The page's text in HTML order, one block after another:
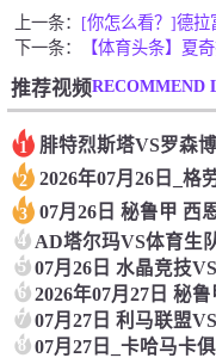
上一条：
下一条：
推荐视频RECOMMEND
1 腓特烈斯塔VS罗森
2 2026年07月26日_格
3 07月26日 秘鲁甲 西
4 AD塔尔玛VS体育生
5 07月26日 水晶竞技
6 2026年07月27日 秘
7 07月27日 利马联盟
8 07月27日_卡哈马卡